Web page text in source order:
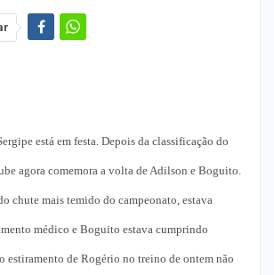
está em festa. Depois da classificação do
agora comemora a volta de Adilson e Boguito.
chute mais temido do campeonato, estava
médico e Boguito estava cumprindo
estiramento de Rogério no treino de ontem não